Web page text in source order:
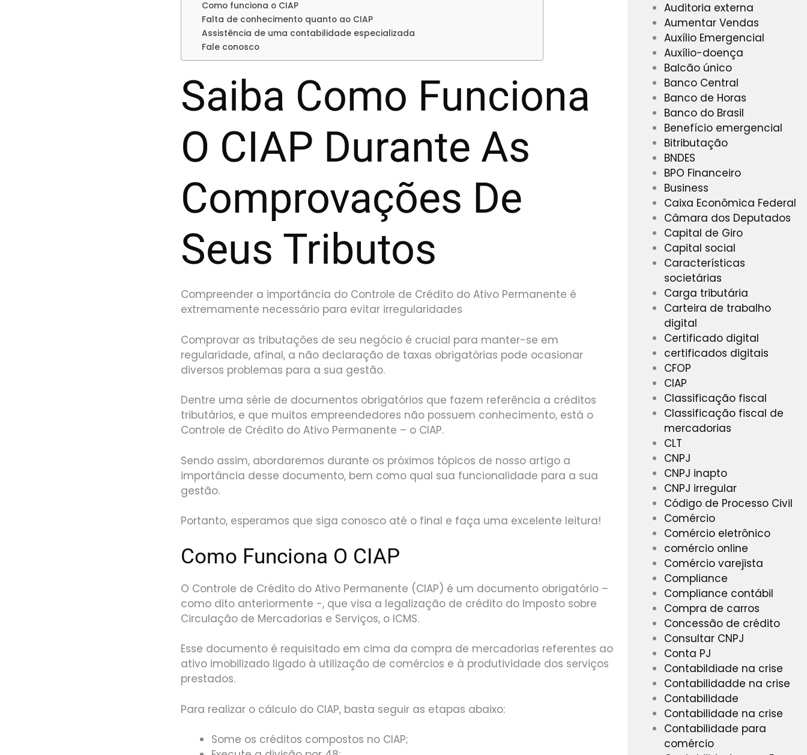
Como funciona o CIAP
Falta de conhecimento quanto ao CIAP
Assistência de uma contabilidade especializada
Fale conosco
Saiba Como Funciona
O CIAP Durante As
Comprovações De
Seus Tributos
Compreender a importância do Controle de Crédito do Ativo Permanente é
extremamente necessário para evitar irregularidades
Comprovar as tributações de seu negócio é crucial para manter-se em
regularidade, afinal, a não declaração de taxas obrigatórias pode ocasionar
diversos problemas para a sua gestão.
Dentre uma série de documentos obrigatórios que fazem referência a créditos
tributários, e que muitos empreendedores não possuem conhecimento, está o
Controle de Crédito do Ativo Permanente – o CIAP.
Sendo assim, abordaremos durante os próximos tópicos de nosso artigo a
importância desse documento, bem como qual sua funcionalidade para a sua
gestão.
Portanto, esperamos que siga conosco até o final e faça uma excelente leitura!
Como Funciona O CIAP
O Controle de Crédito do Ativo Permanente (CIAP) é um documento obrigatório –
como dito anteriormente -, que visa a legalização de crédito do Imposto sobre
Circulação de Mercadorias e Serviços, o ICMS.
Esse documento é requisitado em cima da compra de mercadorias referentes ao
ativo imobilizado ligado à utilização de comércios e à produtividade dos serviços
prestados.
Para realizar o cálculo do CIAP, basta seguir as etapas abaixo:
Some os créditos compostos no CIAP;
Auditoria externa
Aumentar Vendas
Auxílio Emergencial
Auxílio-doença
Balcão único
Banco Central
Banco de Horas
Banco do Brasil
Benefício emergencial
Bitributação
BNDES
BPO Financeiro
Business
Caixa Econômica Federal
Câmara dos Deputados
Capital de Giro
Capital social
Características
societárias
Carga tributária
Carteira de trabalho
digital
Certificado digital
certificados digitais
CFOP
CIAP
Classificação fiscal
Classificação fiscal de
mercadorias
CLT
CNPJ
CNPJ inapto
CNPJ irregular
Código de Processo Civil
Comércio
Comércio eletrônico
comércio online
Comércio varejista
Compliance
Compliance contábil
Compra de carros
Concessão de crédito
Consultar CNPJ
Conta PJ
Contabildiade na crise
Contabilidadde na crise
Contabilidade
Contabilidade na crise
Contabilidade para
comércio